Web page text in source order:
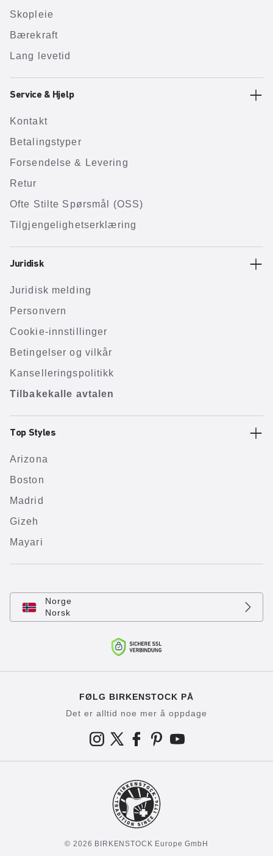
Skopleie
Bærekraft
Lang levetid
Service & Hjelp
Kontakt
Betalingstyper
Forsendelse & Levering
Retur
Ofte Stilte Spørsmål (OSS)
Tilgjengelighetserklæring
Juridisk
Juridisk melding
Personvern
Cookie-innstillinger
Betingelser og vilkår
Kanselleringspolitikk
Tilbakekalle avtalen
Top Styles
Arizona
Boston
Madrid
Gizeh
Mayari
Norge
Norsk
FØLG BIRKENSTOCK PÅ
Det er alltid noe mer å oppdage
© 2026 BIRKENSTOCK Europe GmbH